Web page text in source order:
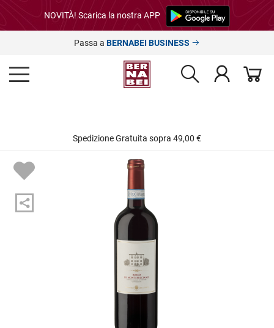
NOVITÀ! Scarica la nostra APP
Passa a BERNABEI BUSINESS
Spedizione Gratuita sopra 49,00 €